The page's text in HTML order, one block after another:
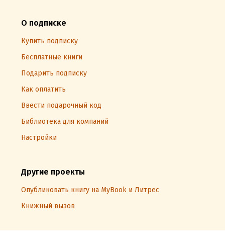
О подписке
Купить подписку
Бесплатные книги
Подарить подписку
Как оплатить
Ввести подарочный код
Библиотека для компаний
Настройки
Другие проекты
Опубликовать книгу на MyBook и Литрес
Книжный вызов